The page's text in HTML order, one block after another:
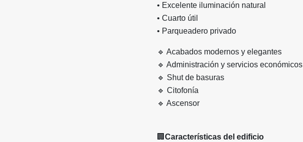
• Excelente iluminación natural
• Cuarto útil
• Parqueadero privado
🔹 Acabados modernos y elegantes
🔹 Administración y servicios económicos
🔹 Shut de basuras
🔹 Citofonía
🔹 Ascensor
🏢 Características del edificio